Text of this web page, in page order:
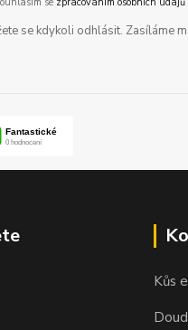
se kdykoli odhlásit. Zasíláme
Kůs